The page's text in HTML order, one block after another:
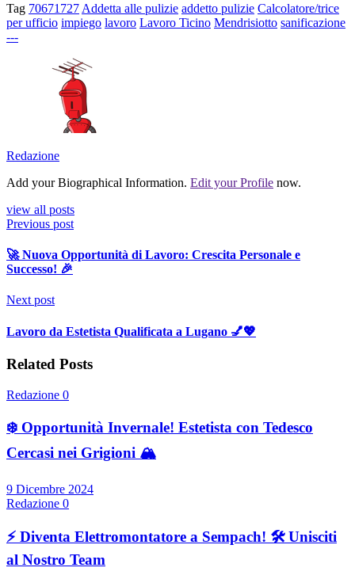
Tag 70671727 Addetta alle pulizie addetto pulizie Calcolatore/trice
per ufficio impiego lavoro Lavoro Ticino Mendrisiotto sanificazione
---
Redazione
Add your Biographical Information. Edit your Profile now.
view all posts
Previous post
🚀 Nuova Opportunità di Lavoro: Crescita Personale e
Successo! 🎉
Next post
Lavoro da Estetista Qualificata a Lugano 💅💖
Related Posts
Redazione 0
❄️ Opportunità Invernale! Estetista con Tedesco
Cercasi nei Grigioni 🏔️
9 Dicembre 2024
Redazione 0
⚡ Diventa Elettromontatore a Sempach! 🛠️ Unisciti
al Nostro Team